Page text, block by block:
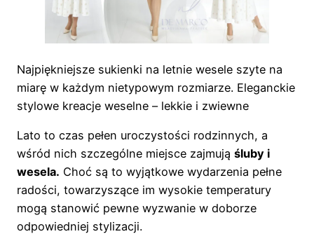
Najpiękniejsze sukienki na letnie wesele szyte na
miarę w każdym nietypowym rozmiarze. Eleganckie
stylowe kreacje weselne – lekkie i zwiewne
Lato to czas pełen uroczystości rodzinnych, a
wśród nich szczególne miejsce zajmują śluby i
wesela. Choć są to wyjątkowe wydarzenia pełne
radości, towarzyszące im wysokie temperatury
mogą stanowić pewne wyzwanie w doborze
odpowiedniej stylizacji.